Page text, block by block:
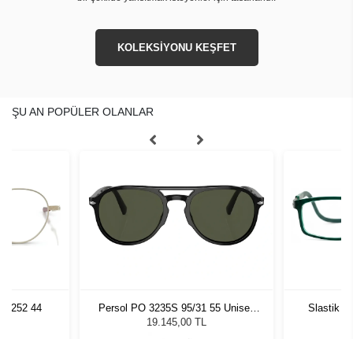
KOLEKSİYONU KEŞFET
ŞU AN POPÜLER OLANLAR
5252 44
Persol PO 3235S 95/31 55 Unisex
Güneş Gözlüğü
19.145,00 TL
Slastik